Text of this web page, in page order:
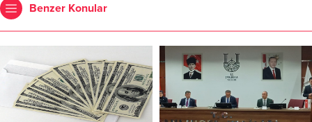
Benzer Konular